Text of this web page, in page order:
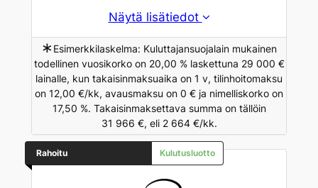
Näytä lisätiedot
∗ Esimerkkilaskelma: Kuluttajansuojalain mukainen
todellinen vuosikorko on 20,00 % laskettuna 29 000 €
lainalle, kun takaisinmaksuaika on 1 v, tilinhoitomaksu
on 12,00 €/kk, avausmaksu on 0 € ja nimelliskorko on
17,50 %. Takaisinmaksettava summa on tällöin
31 966 €, eli 2 664 €/kk.
Rahoitu Kulutusluotto